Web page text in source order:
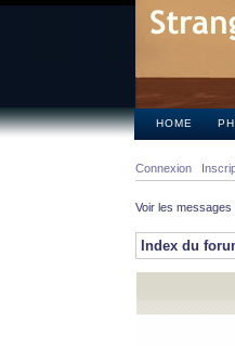
HOME
Connexion
Voir les
Index du